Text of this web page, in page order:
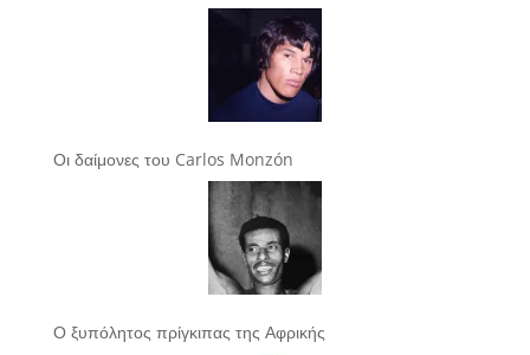
Οι δαίμονες του Carlos Monzón
Ο ξυπόλητος πρίγκιπας της Αφρικής